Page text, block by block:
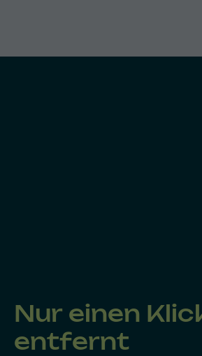
Nur einen
entfernt